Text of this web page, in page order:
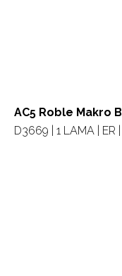
AC5 Roble Makro
D3669 | 1 LAMA | ER